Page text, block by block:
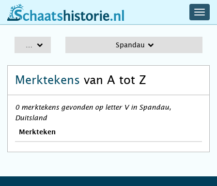
schaatshistorie.nl
Spandau
Merktekens van A tot Z
0 merktekens gevonden op letter V in Spandau,
Duitsland
Merkteken